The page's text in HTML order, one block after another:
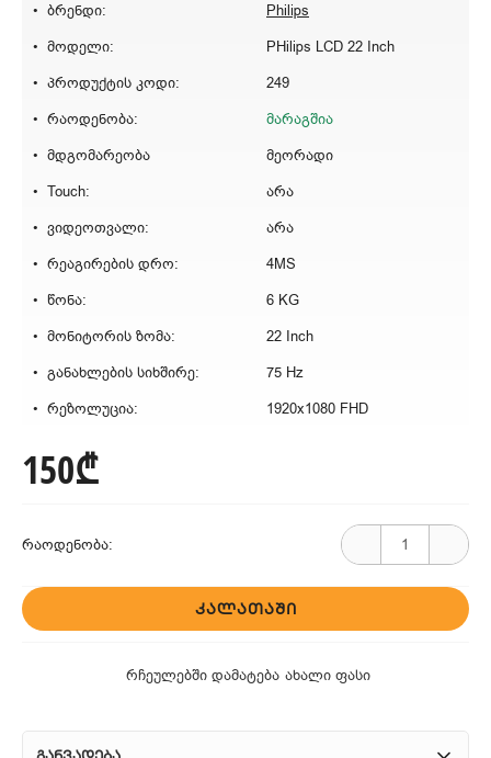
ბრენდი:
Philips
მოდელი:
PHilips LCD 22 Inch
პროდუქტის კოდი:
249
რაოდენობა:
მარაგშია
მდგომარეობა
მეორადი
Touch:
არა
ვიდეოთვალი:
არა
რეაგირების დრო:
4MS
წონა:
6 KG
მონიტორის ზომა:
22 Inch
განახლების სიხშირე:
75 Hz
რეზოლუცია:
1920x1080 FHD
150₾
რაოდენობა:
ᲙᲐᲚᲐᲗᲐᲨᲘ
რჩეულებში დამატება ახალი ფასი